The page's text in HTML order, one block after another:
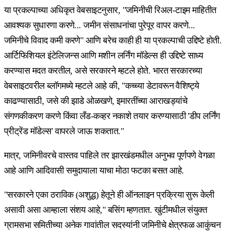
या प्रकल्पाच्या अधिकृत वेबसाइटनुसार, "जमिनीची रिअल-टाइम माहितीत
आवश्यक सुधारणा करणे... जमीन संसाधनांचा पुरेपूर वापर करणे...
जमिनीचे विवाद कमी करणे" आणि बरेच काही ही या प्रकल्पाची उद्दिष्टे होती.
आर्टिफिशियल इंटेलिजन्स आणि मशीन लर्निंग मॉडेल्स ही उद्दिष्टे साध्य
करण्यास मदत करतील, असे सरकारने म्हटले होते. भारत सरकारच्या
वेबसाइटवरील ब्लॉगमध्ये म्हटले आहे की, "कच्च्या डेटावरून वैशिष्ट्ये
काढण्यासाठी, जसे की झाडे ओळखणे, इमारतींच्या आराखड्यांचे
संगणकीकरण करणे किंवा लँड-कव्हर नकाशे तयार करण्यासाठी 'डीप लर्निंग
प्रीट्रेंड मॉडेल्स' वापरले जाऊ शकतात."
मात्र, जमिनीवरचे वास्तव पाहिले तर झारखंडमधील अनुभव पूर्णपणे वेगळा
आहे आणि आदिवासी समुदायाला याचा मोठा फटका बसत आहे.
"सरकारने एका ठराविक (अशुद्ध) हेतूने ही ऑनलाइन प्रक्रिया सुरू केली
असावी असा आम्हाला संशय आहे," बसिंग म्हणतात. खुंटीमधील संयुक्त
ग्रामसभा समितीच्या अनेक गावांतील सदस्यांनी जमिनीचे क्षेत्रफळ आकुंचन